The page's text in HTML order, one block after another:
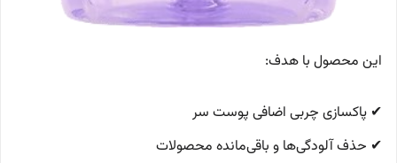
این محصول با هدف:
✔ پاکسازی چربی اضافی پوست سر
✔ حذف آلودگی‌ها و باقی‌مانده محصولات